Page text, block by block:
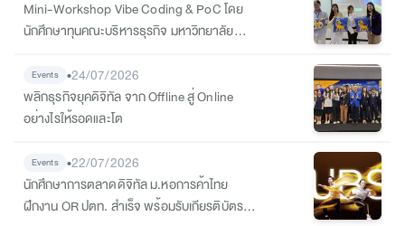
Mini-Workshop Vibe Coding & PoC โดย
นักศึกษาทุนคณะบริหารธุรกิจ มหาวิทยาลัย
Events •24/07/2026
พลิกธุรกิจยุคดิจิทัล จาก Offline สู่ Online
อย่างไรให้รอดและโต
Events •22/07/2026
นักศึกษาการตลาดดิจิทัล ม.หอการค้าไทย
ฝึกงาน OR ปตท. สำเร็จ พร้อมรับเกียรติบัตร